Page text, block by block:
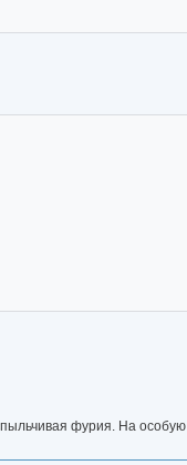
фурия. На особую